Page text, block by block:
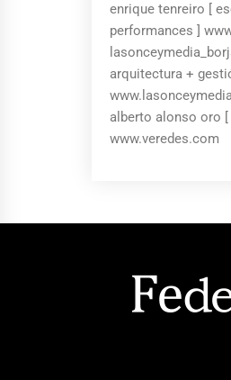
enrique tenreiro [
performances ]
arquitectura +
alberto alonso oro [
www.veredes.com